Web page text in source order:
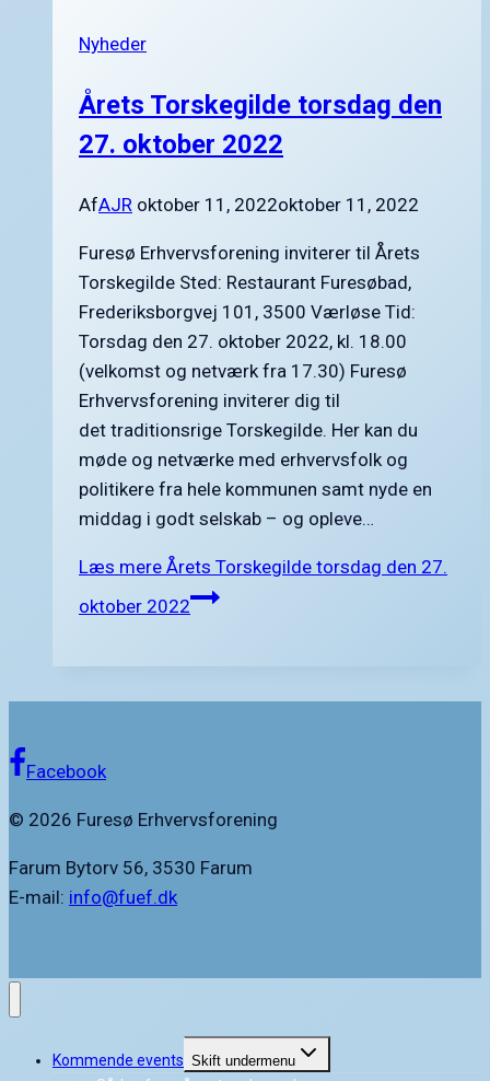
Nyheder
Årets Torskegilde torsdag den
27. oktober 2022
AfAJR oktober 11, 2022oktober 11, 2022
Furesø Erhvervsforening inviterer til Årets
Torskegilde Sted: Restaurant Furesøbad,
Frederiksborgvej 101, 3500 Værløse Tid:
Torsdag den 27. oktober 2022, kl. 18.00
(velkomst og netværk fra 17.30) Furesø
Erhvervsforening inviterer dig til
det traditionsrige Torskegilde. Her kan du
møde og netværke med erhvervsfolk og
politikere fra hele kommunen samt nyde en
middag i godt selskab – og opleve…
Læs mere Årets Torskegilde torsdag den 27.
oktober 2022
Facebook
© 2026 Furesø Erhvervsforening
Farum Bytorv 56, 3530 Farum
E-mail: info@fuef.dk
Kommende events Skift undermenu